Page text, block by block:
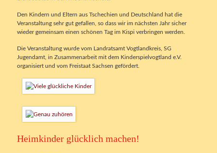
Den Kindern und Eltern aus Tschechien und Deutschland hat die
Veranstaltung sehr gut gefallen, so dass wir im nächsten Jahr sicher
wieder gemeinsam einen schönen Tag im Kispi verbringen werden.
Die Veranstaltung wurde vom Landratsamt Vogtlandkreis, SG
Jugendamt, in Zusammenarbeit mit dem Kinderspielvogtland e.V.
organisiert und vom Freistaat Sachsen gefördert.
Heimkinder glücklich machen!